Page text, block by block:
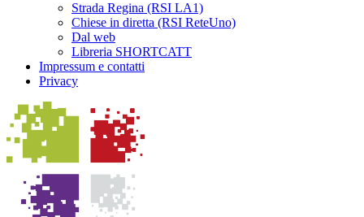
Strada Regina (RSI LA1)
Chiese in diretta (RSI ReteUno)
Dal web
Libreria SHORTCATT
Impressum e contatti
Privacy